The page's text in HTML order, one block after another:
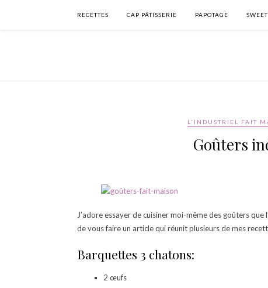
RECETTES CAP PÂTISSERIE PAPOTAGE
L'INDUSTRIEL FAIT
Goûters
J’adore essayer de cuisiner moi-même des goûters
de vous faire un article qui réunit plusieurs de mes
Barquettes 3 chatons:
2 œufs